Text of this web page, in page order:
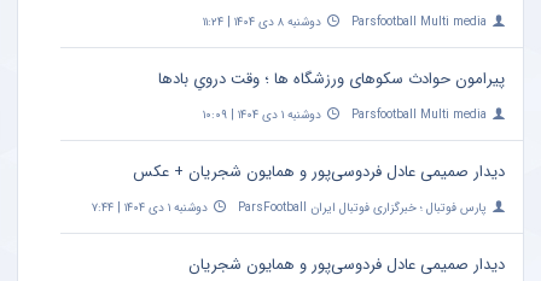
Parsfootball Multi media دوشنبه ۸ دی ۱۴۰۴ | ۱۱:۲۴
پیرامون حوادث سکوهای ورزشگاه ها ؛ وقت درویِ بادها
Parsfootball Multi media دوشنبه ۱ دی ۱۴۰۴ | ۱۰:۰۹
دیدار صمیمی عادل فردوسی‌پور و همایون شجریان + عکس
پارس فوتبال ؛ خبرگزاری فوتبال ایران ParsFootball دوشنبه ۱ دی ۱۴۰۴ | ۷:۴۴
دیدار صمیمی عادل فردوسی‌پور و همایون شجریان